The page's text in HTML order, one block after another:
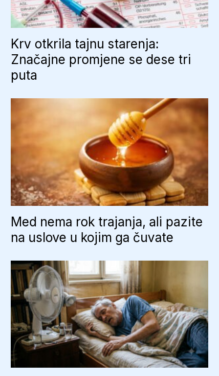
Krv otkrila tajnu starenja:
Značajne promjene se dese tri
puta
Med nema rok trajanja, ali pazite
na uslove u kojim ga čuvate